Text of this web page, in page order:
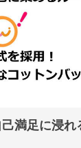
満足に浸れ